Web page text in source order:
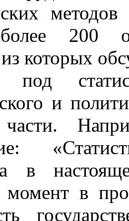
200
которых
под
и
в
момент в